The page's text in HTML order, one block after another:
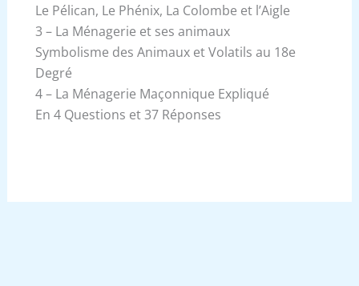
Le Pélican, Le Phénix, La Colombe et l’Aigle
3 – La Ménagerie et ses animaux
Symbolisme des Animaux et Volatils au 18e
Degré
4 – La Ménagerie Maçonnique Expliqué
En 4 Questions et 37 Réponses